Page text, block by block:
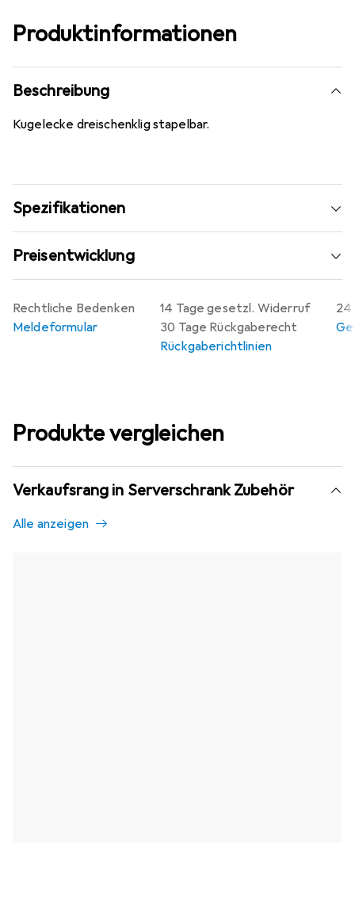
Produktinformationen
Beschreibung
Kugelecke dreischenklig stapelbar.
Spezifikationen
Preisentwicklung
14 Tage gesetzl. Widerruf
30 Tage Rückgaberecht
Rückgaberichtlinien
24
Rechtliche Bedenken
Meldeformular
Produkte vergleichen
Verkaufsrang in Serverschrank Zubehör
Alle anzeigen